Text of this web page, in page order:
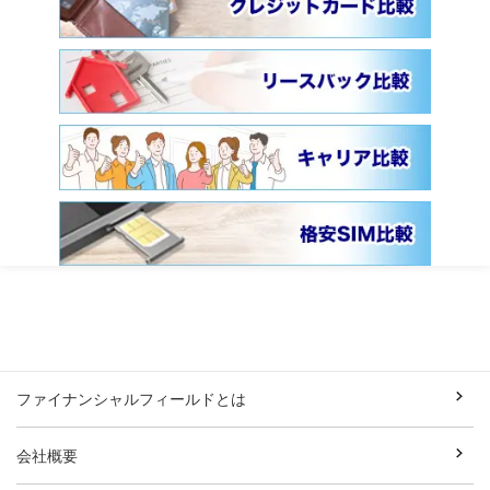
ファイナンシャルフィールドとは
会社概要